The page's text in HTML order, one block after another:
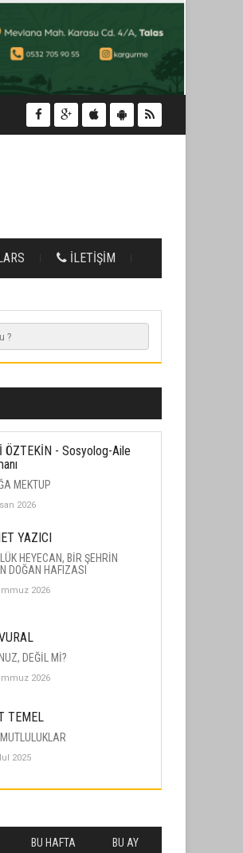
İLETİŞİM
ÖZTEKİN - Sosyolog-Aile
MEKTUP
2026
YAZICI
HEYECAN, BİR ŞEHRİN
DOĞAN HAFIZASI
2026
DEĞİL Mİ?
2026
TEMEL
2025
2026BU HAFTA BU AY